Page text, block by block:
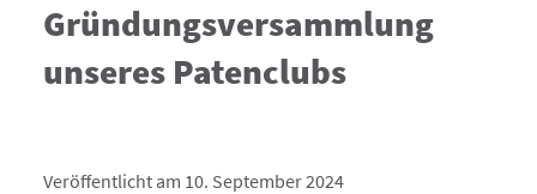
Gründungsversammlung
unseres Patenclubs
Veröffentlicht am 10. September 2024